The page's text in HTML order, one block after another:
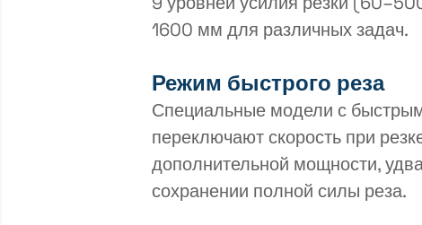
1600 мм для различных задач.
Режим быстрого реза
Специальные модели с
переключают скорость при
дополнительной мощности,
сохранении полной силы реза.